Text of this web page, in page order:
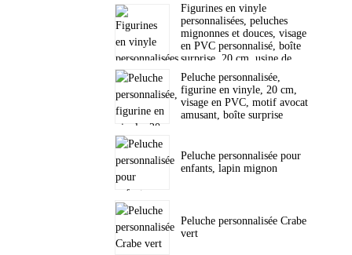
Figurines en vinyle
personnalisées, peluches
mignonnes et douces, visage
en PVC personnalisé, boîte
surprise, 20 cm, usine de
jouets
Peluche personnalisée,
figurine en vinyle, 20 cm,
visage en PVC, motif avocat
amusant, boîte surprise
Peluche personnalisée pour
enfants, lapin mignon
Peluche personnalisée Crabe
vert